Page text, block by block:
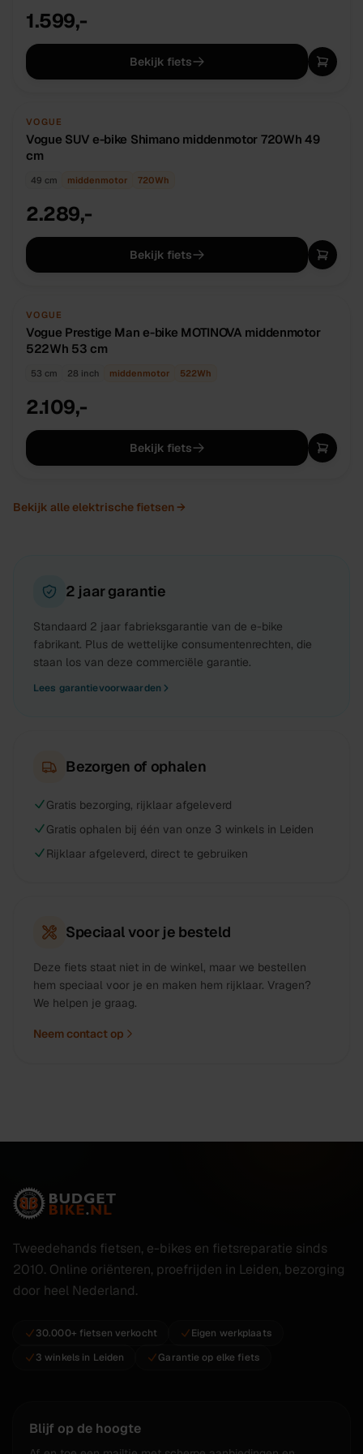
1.599,-
Bekijk fiets
NIEUW
VOGUE
Vogue SUV e-bike Shimano middenmotor 720Wh 49
cm
49 cm middenmotor 720Wh
2.289,-
Bekijk fiets
NIEUW
VOGUE
Vogue Prestige Man e-bike MOTINOVA middenmotor
522Wh 53 cm
53 cm 28 inch middenmotor 522Wh
2.109,-
Bekijk fiets
Bekijk alleelektrische fietsen →
2 jaar garantie
Standaard 2 jaar fabrieksgarantie van de e-bike
fabrikant. Plus de wettelijke consumentenrechten, die
staan los van deze commerciële garantie.
Lees garantievoorwaarden
Bezorgen of ophalen
Gratis bezorging, rijklaar afgeleverd
Gratis ophalen bij één van onze 3 winkels in Leiden
Rijklaar afgeleverd, direct te gebruiken
Speciaal voor je besteld
Deze fiets staat niet in de winkel, maar we bestellen
hem speciaal voor je en maken hem rijklaar. Vragen?
We helpen je graag.
Neem contact op
Tweedehands fietsen, e-bikes en fietsreparatie sinds
2010. Online oriënteren, proefrijden in Leiden, bezorging
door heel Nederland.
30.000+ fietsen verkocht
Eigen werkplaats
3 winkels in Leiden
Garantie op elke fiets
Blijf op de hoogte